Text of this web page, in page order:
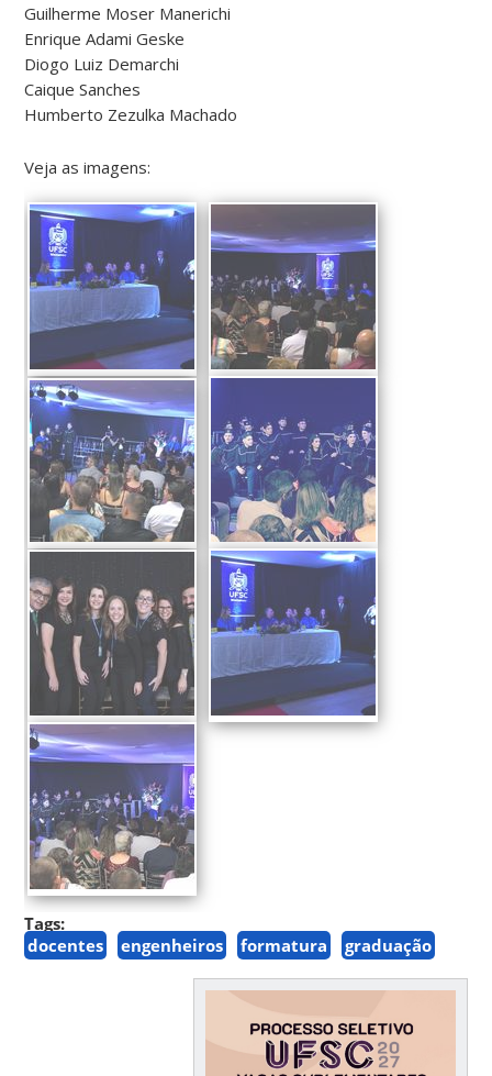
Guilherme Moser Manerichi
Enrique Adami Geske
Diogo Luiz Demarchi
Caique Sanches
Humberto Zezulka Machado
Veja as imagens:
Tags:
docentes
engenheiros formatura graduação